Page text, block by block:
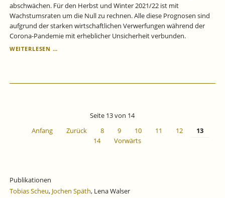
abschwächen. Für den Herbst und Winter 2021/22 ist mit
Wachstumsraten um die Null zu rechnen. Alle diese Prognosen sind
aufgrund der starken wirtschaftlichen Verwerfungen während der
Corona-Pandemie mit erheblicher Unsicherheit verbunden.
WEITERLESEN …MIT
DER
UND
Seite 13 von 14
Anfang
Zurück 8 9 10 11 12
13
14
Vorwärts
Publikationen
Tobias Scheu, Jochen Späth, Lena Walser